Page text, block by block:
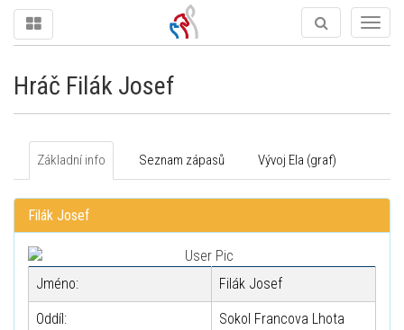
Hráč Filák Josef
Základní info Seznam zápasů Vývoj Ela (graf)
Filák Josef
Jméno: Filák Josef
Oddíl: Sokol Francova Lhota